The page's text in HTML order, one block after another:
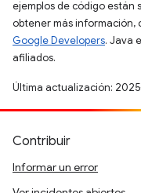
ejemplos de código están
obtener más información,
Google Developers. Java
afiliados.
Última actualización:
Contribuir
Informar un error